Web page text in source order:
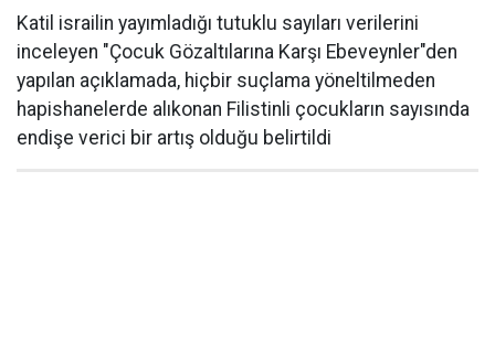
Katil israilin yayımladığı tutuklu sayıları verilerini
inceleyen "Çocuk Gözaltılarına Karşı Ebeveynler"den
yapılan açıklamada, hiçbir suçlama yöneltilmeden
hapishanelerde alıkonan Filistinli çocukların sayısında
endişe verici bir artış olduğu belirtildi